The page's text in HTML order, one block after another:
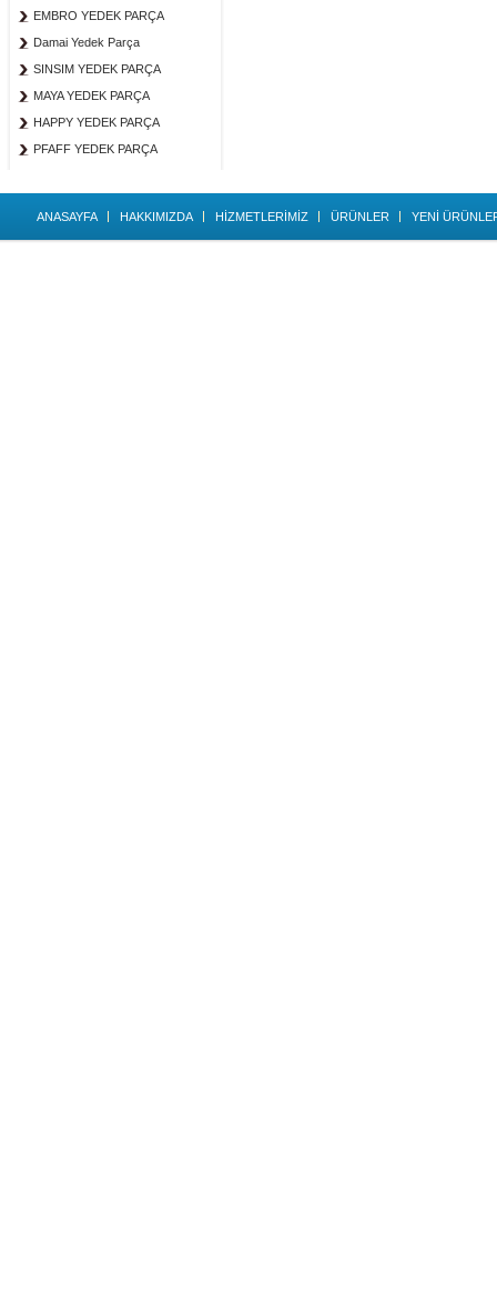
EMBRO YEDEK PARÇA
Damai Yedek Parça
SINSIM YEDEK PARÇA
MAYA YEDEK PARÇA
HAPPY YEDEK PARÇA
PFAFF YEDEK PARÇA
ANASAYFA HAKKIMIZDA HİZMETLERİMİZ ÜRÜNLER YENİ